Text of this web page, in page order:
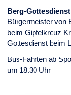
Berg-Gottesdienst
Bürgermeister von
beim Gipfelkreuz
Gottesdienst beim
Bus-Fahrten ab
um 18.30 Uhr